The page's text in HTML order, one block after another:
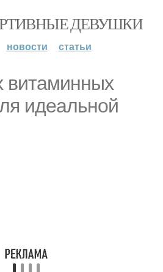
ДЕВУШКИ
новости статьи
витаминных
идеальной